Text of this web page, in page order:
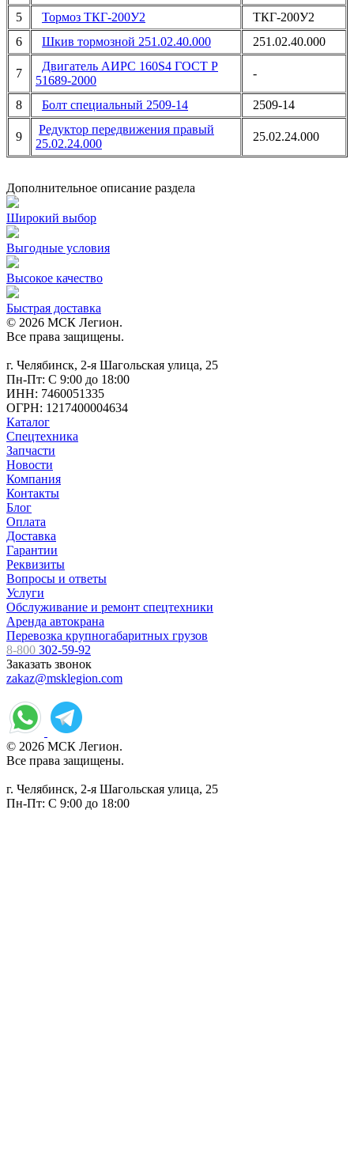
5
Тормоз ТКГ-200У2
ТКГ-200У2
6
Шкив тормозной 251.02.40.000 251.02.40.000
7
Двигатель АИРС 160S4 ГОСТ Р
51689-2000
-
8 Болт специальный 2509-14 2509-14
9
Редуктор передвижения правый
25.02.24.000
25.02.24.000
Дополнительное описание раздела
Широкий выбор
Выгодные условия
Высокое качество
Быстрая доставка
© 2026 МСК Легион.
Все права защищены.
г. Челябинск, 2-я Шагольская улица, 25
Пн-Пт: С 9:00 до 18:00
ИНН: 7460051335
ОГРН: 1217400004634
Каталог
Спецтехника
Запчасти
Новости
Компания
Контакты
Блог
Оплата
Доставка
Гарантии
Реквизиты
Вопросы и ответы
Услуги
Обслуживание и ремонт спецтехники
Аренда автокрана
Перевозка крупногабаритных грузов
8-800 302-59-92
Заказать звонок
zakaz@msklegion.com
© 2026 МСК Легион.
Все права защищены.
г. Челябинск, 2-я Шагольская улица, 25
Пн-Пт: С 9:00 до 18:00